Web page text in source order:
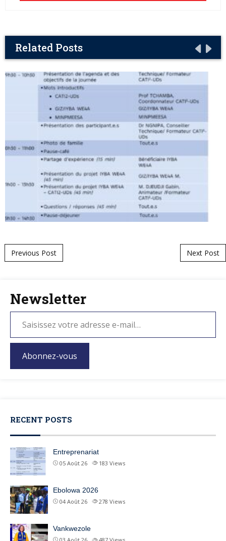
Related Posts
Post navigation
Previous Post Next Post
Newsletter
Abonnez-vous
RECENT POSTS
Entreprenariat
05 Août 26 183 Views
Ebolowa 2026
04 Août 26 278 Views
Vankwezole